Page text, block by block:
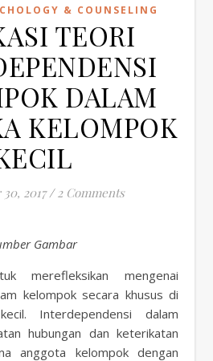
& COUNSELING
TEORI
DALAM
KELOMPOK
2017/ 2 Comments
Gambar
merefleksikan mengenai
kelompok secara khusus di
Interdependensi dalam
hubungan dan keterikatan
anggota kelompok dengan